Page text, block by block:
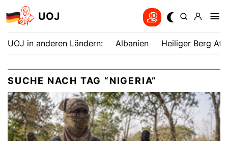
UOJ
UOJ in anderen Ländern: Albanien Heiliger Berg
SUCHE NACH TAG “NIGERIA”